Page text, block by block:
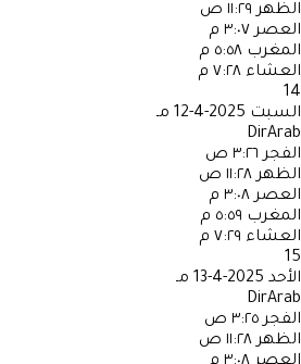
الظهر ١١:٢٩ ص
العصر ٣:٠٧ م
المغرب ٥:٥٨ م
العشاء ٧:٢٨ م
14
السبت 2025-4-12 مـ
DirArab
الفجر ٣:٢٦ ص
الظهر ١١:٢٨ ص
العصر ٣:٠٨ م
المغرب ٥:٥٩ م
العشاء ٧:٢٩ م
15
الأحد 2025-4-13 مـ
DirArab
الفجر ٣:٢٥ ص
الظهر ١١:٢٨ ص